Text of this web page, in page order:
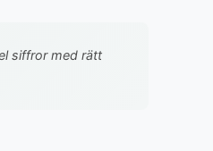
siffror med rätt